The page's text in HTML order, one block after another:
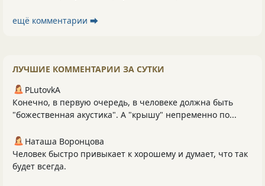
ещё комментарии ⮕
ЛУЧШИЕ КОММЕНТАРИИ ЗА СУТКИ
PLutоvkА
Конечно, в первую очередь, в человеке должна быть
"божественная акустика". А "крышу" непременно по...
Наташа Воронцова
Человек быстро привыкает к хорошему и думает, что так
будет всегда.